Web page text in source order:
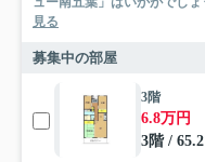
見る
募集中の部屋
3階
6.8万円
3階 /